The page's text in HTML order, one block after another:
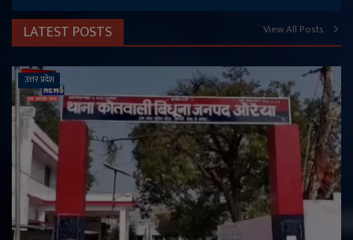
LATEST POSTS View All Posts
उत्तर प्रदेश